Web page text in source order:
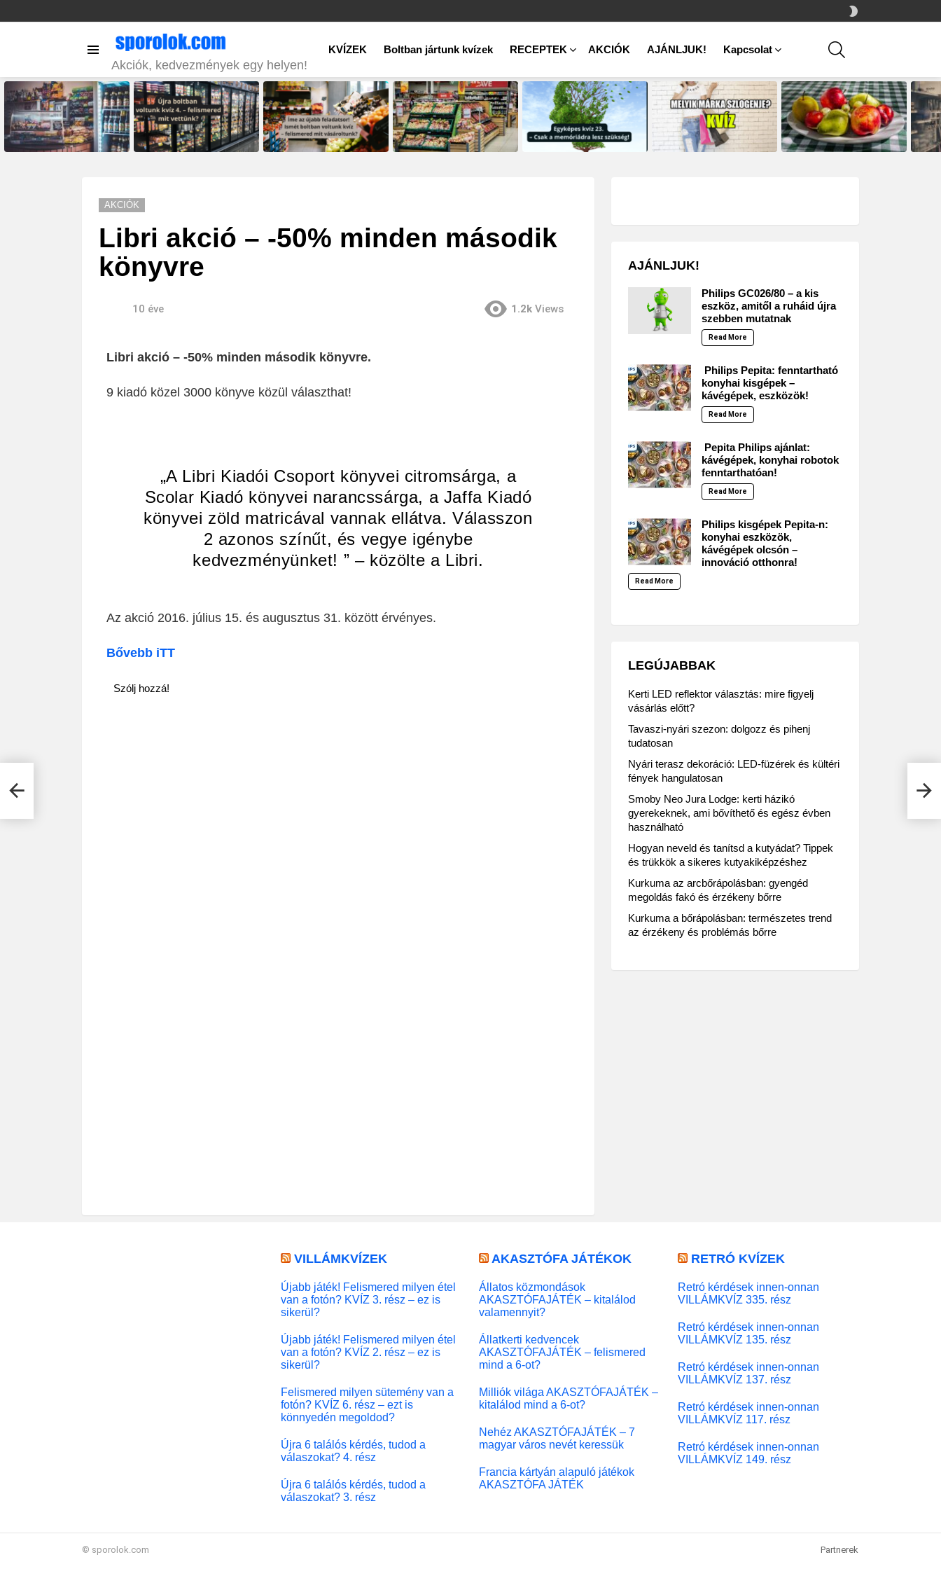
SKIN
Akciók, kedvezmények egy helyen!
KVÍZEK Boltban jártunk kvízek RECEPTEK AKCIÓK AJÁNLJUK! Kapcsolat
STORIES
AKCIÓK
Libri akció – -50% minden második
könyvre
10 éve 1.2k Views
Libri akció – -50% minden második könyvre.
9 kiadó közel 3000 könyve közül választhat!
„A Libri Kiadói Csoport könyvei citromsárga, a
Scolar Kiadó könyvei narancssárga, a Jaffa Kiadó
könyvei zöld matricával vannak ellátva. Válasszon
2 azonos színűt, és vegye igénybe
kedvezményünket! ” – közölte a Libri.
Az akció 2016. július 15. és augusztus 31. között érvényes.
Bővebb iTT
Szólj hozzá!
AJÁNLJUK!
Philips GC026/80 – a kis
eszköz, amitől a ruháid újra
szebben mutatnak
Read More
Philips Pepita: fenntartható
konyhai kisgépek –
kávégépek, eszközök!
Read More
Pepita Philips ajánlat:
kávégépek, konyhai robotok
fenntarthatóan!
Read More
Philips kisgépek Pepita-n:
konyhai eszközök,
kávégépek olcsón –
innováció otthonra!
Read More
LEGÚJABBAK
Kerti LED reflektor választás: mire figyelj
vásárlás előtt?
Tavaszi-nyári szezon: dolgozz és pihenj
tudatosan
Nyári terasz dekoráció: LED-füzérek és kültéri
fények hangulatosan
Smoby Neo Jura Lodge: kerti házikó
gyerekeknek, ami bővíthető és egész évben
használható
Hogyan neveld és tanítsd a kutyádat? Tippek
és trükkök a sikeres kutyakiképzéshez
Kurkuma az arcbőrápolásban: gyengéd
megoldás fakó és érzékeny bőrre
Kurkuma a bőrápolásban: természetes trend
az érzékeny és problémás bőrre
VILLÁMKVÍZEK
Újabb játék! Felismered milyen étel
van a fotón? KVÍZ 3. rész – ez is
sikerül?
Újabb játék! Felismered milyen étel
van a fotón? KVÍZ 2. rész – ez is
sikerül?
Felismered milyen sütemény van a
fotón? KVÍZ 6. rész – ezt is
könnyedén megoldod?
Újra 6 találós kérdés, tudod a
válaszokat? 4. rész
Újra 6 találós kérdés, tudod a
válaszokat? 3. rész
AKASZTÓFA JÁTÉKOK
Állatos közmondások
AKASZTÓFAJÁTÉK – kitalálod
valamennyit?
Állatkerti kedvencek
AKASZTÓFAJÁTÉK – felismered
mind a 6-ot?
Milliók világa AKASZTÓFAJÁTÉK –
kitalálod mind a 6-ot?
Nehéz AKASZTÓFAJÁTÉK – 7
magyar város nevét keressük
Francia kártyán alapuló játékok
AKASZTÓFA JÁTÉK
RETRÓ KVÍZEK
Retró kérdések innen-onnan
VILLÁMKVÍZ 335. rész
Retró kérdések innen-onnan
VILLÁMKVÍZ 135. rész
Retró kérdések innen-onnan
VILLÁMKVÍZ 137. rész
Retró kérdések innen-onnan
VILLÁMKVÍZ 117. rész
Retró kérdések innen-onnan
VILLÁMKVÍZ 149. rész
© sporolok.com Partnerek